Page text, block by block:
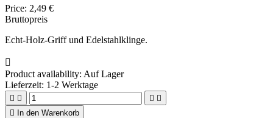
Price: 2,49 €
Bruttopreis
Echt-Holz-Griff und Edelstahlklinge.

Product availability: Auf Lager
Lieferzeit: 1-2 Werktage
   

In den Warenkorb